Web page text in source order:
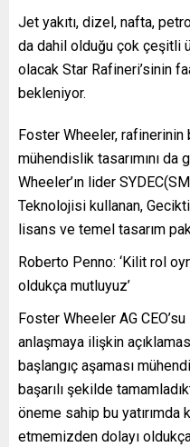
Jet yakıtı, dizel, nafta,
da dahil olduğu çok çeşitli
olacak Star Rafineri’sinin
bekleniyor.
Foster Wheeler, rafinerinin
mühendislik tasarımını
Wheeler’ın lider
Teknolojisi kullanan,
lisans ve temel tasarım
Roberto Penno: ‘Kilit rol
oldukça mutluyuz’
Foster Wheeler AG
anlaşmaya ilişkin
başlangıç aşaması
başarılı şekilde
öneme sahip bu
etmemizden dolayı